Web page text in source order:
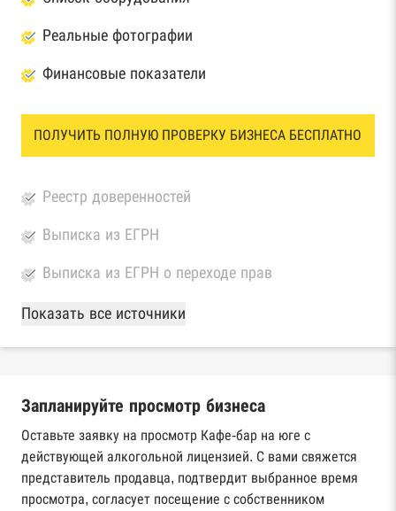
Реальные фотографии
Финансовые показатели
ПОЛУЧИТЬ ПОЛНУЮ ПРОВЕРКУ БИЗНЕСА БЕСПЛАТНО
Реестр доверенностей
Выписка из ЕГРН
Выписка из ЕГРН о переходе прав
База Росстата
Реестры ЕГРЮЛ и ЕГРИП Федеральной
Реестр государственных контрактов
Федерального казначейства
Картотека арбитражных дел Высшего
арбитражного суда
Показать все источники
Запланируйте просмотр бизнеса
Оставьте заявку на просмотр Кафе-бар на юге с
действующей алкогольной лицензией. С вами свяжется
представитель продавца, подтвердит выбранное время
просмотра, согласует посещение с собственником